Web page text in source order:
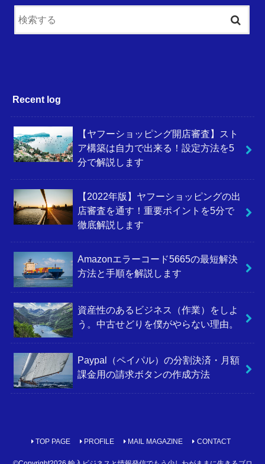
Recent log
【ヤフーショッピング開店審査】スト
ア構築は自力で出来る！設定方法を5
分で解説します
【2022年版】ヤフーショッピングの出
店審査を通す！重要ポイントを5分で
徹底解説します
Amazonエラーコード5665の最短解決
方法と手順を解説します
資産性のあるビジネス（作業）をしよ
う。中古せどりを僕がやらない理由。
Paypal（ペイパル）の分割決済・月額
課金用の請求ボタンの作成方法
TOP PAGE PROFILE MAIL MAGAZINE CONTACT